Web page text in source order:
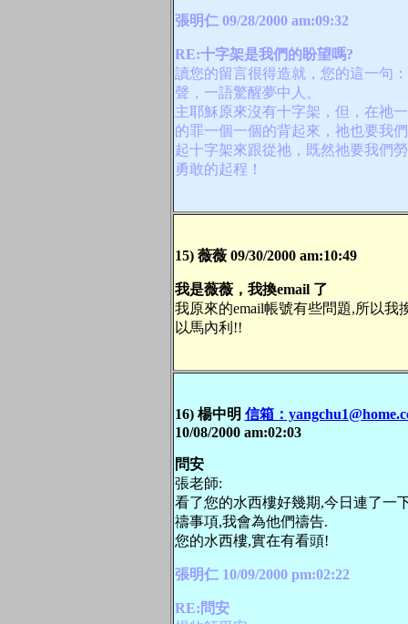
張明仁 09/28/2000 am:09:32
RE:十字架是我們的盼望嗎?
讀您的留言很得造就，您的這一句
聲，一語驚醒夢中人。
主耶穌原來沒有十字架，但，在祂
的罪一個一個的背起來，祂也要我
起十字架來跟從祂，既然祂要我們
勇敢的起程！
15) 薇薇 09/30/2000 am:10:49
我是薇薇，我換email 了
我原來的email帳號有些問題,所以我
以馬內利!!
16) 楊中明 信箱：
10/08/2000 am:02:03
問安
張老師:
看了您的水西樓好幾期,今日連了一
禱事項,我會為他們禱告.
您的水西樓,實在有看頭!
張明仁 10/09/2000 pm:02:22
RE:問安